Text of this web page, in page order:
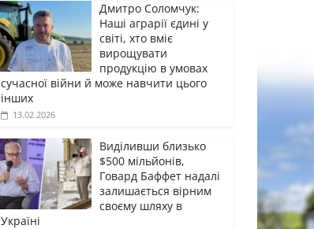
Дмитро Соломчук:
Наші аграрії єдині у
світі, хто вміє
вирощувати
продукцію в умовах
сучасної війни й може навчити цього
інших
13.02.2026
Виділивши близько
$500 мільйонів,
Говард Баффет надалі
залишається вірним
своєму шляху в
Україні